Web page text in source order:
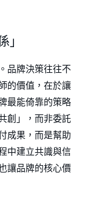
」
品牌決策往往不
的價值，在於讓
最能倚靠的策略
創」，而非委託
成果，而是幫助
中建立共識與信
讓品牌的核心價